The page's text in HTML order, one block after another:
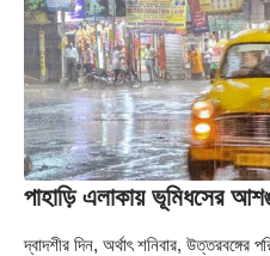
পাহাড়ি এলাকায় ভূমিধসের
দ্বাদশীর দিন, অর্থাৎ শনিবার,